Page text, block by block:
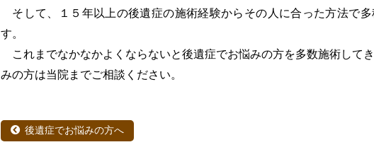
そして、１５年以上の後遺症の施術経験からその人に合った方法で多
す。
これまでなかなかよくならないと後遺症でお悩みの方を多数施術して
みの方は当院までご相談ください。
後遺症でお悩みの方へ